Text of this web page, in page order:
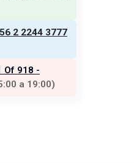
2 2244 3777
Of 918 -
a 19:00)